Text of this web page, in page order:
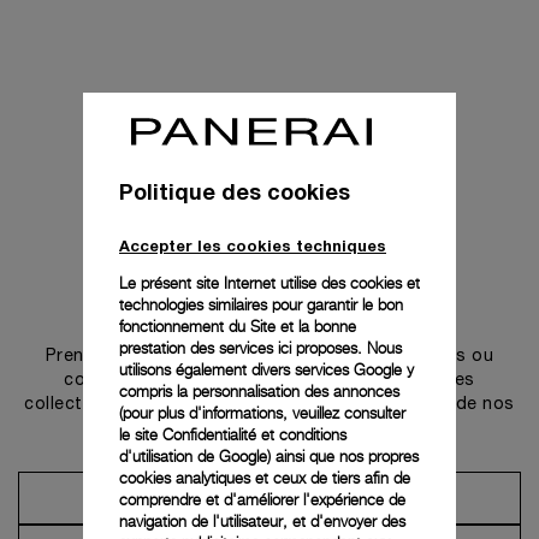
Prendre contact
Prenez rendez-vous dans l’une de nos boutiques ou
contactez notre conciergerie pour découvrir les
collections et bénéficier des conseils ou services de nos
ambassadeurs.
Prendre un rendez-vous
Politique des cookies
Accepter les cookies techniques
Le présent site Internet utilise des cookies et
technologies similaires pour garantir le bon
fonctionnement du Site et la bonne
prestation des services ici proposes. Nous
utilisons également divers services Google y
compris la personnalisation des annonces
(pour plus d'informations, veuillez consulter
le site Confidentialité et conditions
d'utilisation de Google) ainsi que nos propres
cookies analytiques et ceux de tiers afin de
comprendre et d'améliorer l'expérience de
navigation de l'utilisateur, et d'envoyer des